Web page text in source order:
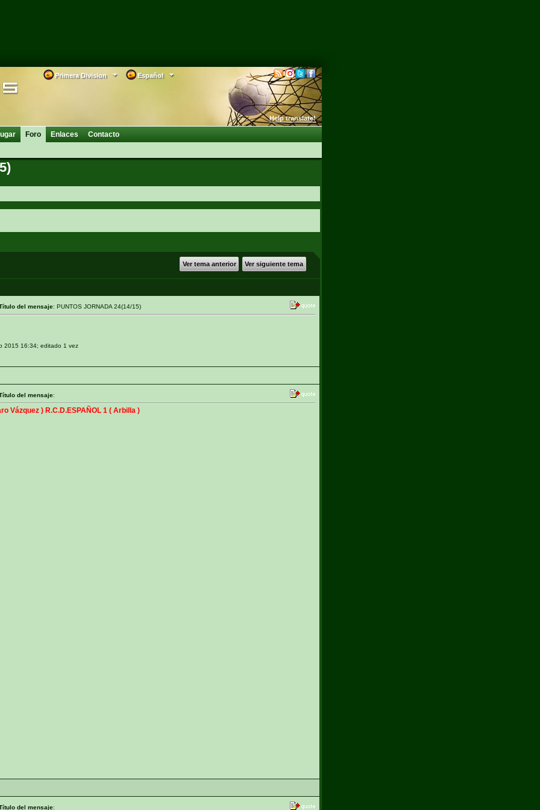
Español
Primera Division
Help translate!
Foro Enlaces Contacto
Ver tema anterior Ver siguiente tema
del mensaje: PUNTOS JORNADA 24(14/15)
2015 16:34; editado 1 vez
del mensaje:
Vázquez ) R.C.D.ESPAÑOL 1 ( Arbilla )
del mensaje: